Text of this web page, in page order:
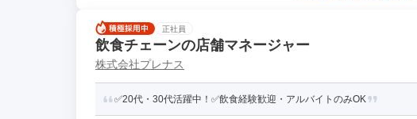
正社員
飲食チェーンの店舗マネージャー
株式会社プレナス
✅20代・30代活躍中！✅飲食経験歓迎・アルバイトのみOK